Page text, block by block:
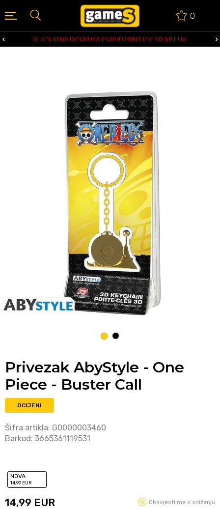
0
BESPLATNA ISPORUKA PORUDŽBINA PREKO 50 EUR
1 2
Privezak AbyStyle - One
Piece - Buster Call
OCIJENI
Šifra artikla: G0000003460
Barkod: 3665361119531
NOVA
14,99 EUR
14,99 EUR Obavjesti me o sniženju